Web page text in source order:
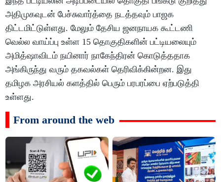
அதிமுகவுடன் பேச்சுவார்த்தை நடத்தவும் பாஜக
திட்டமிட்டுள்ளது. மேலும் தேசிய ஜனநாயக கூட்டணி
வெல்ல வாய்ப்பு உள்ள 15 தொகுதிகளின் பட்டியலையும்
அமித்ஷாவிடம் நயினார் நாகேந்திரன் கொடுத்ததாக
அங்கிருந்து வரும் தகவல்கள் தெரிவிக்கின்றன. இது
தமிழக அரசியல் களத்தில் பெரும் பரபரப்பை ஏற்படுத்தி
உள்ளது.
From around the web